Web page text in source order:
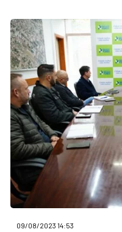
09/08/2023 14:53